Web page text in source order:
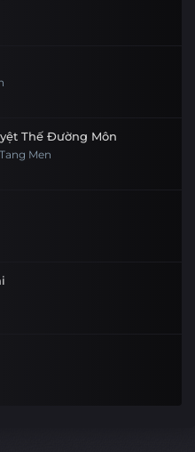
Thế Đường Môn
Men